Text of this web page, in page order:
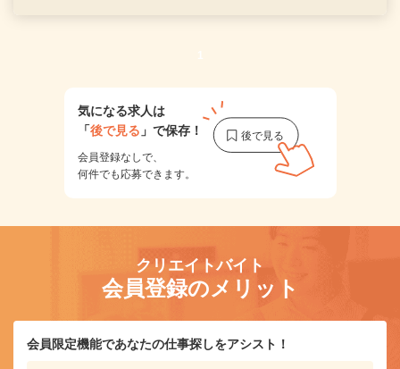
1
気になる求人は
「後で見る 」で保存！
会員登録なしで、
何件でも応募できます。
クリエイトバイト
会員登録のメリット
会員限定機能であなたの仕事探しをアシスト！